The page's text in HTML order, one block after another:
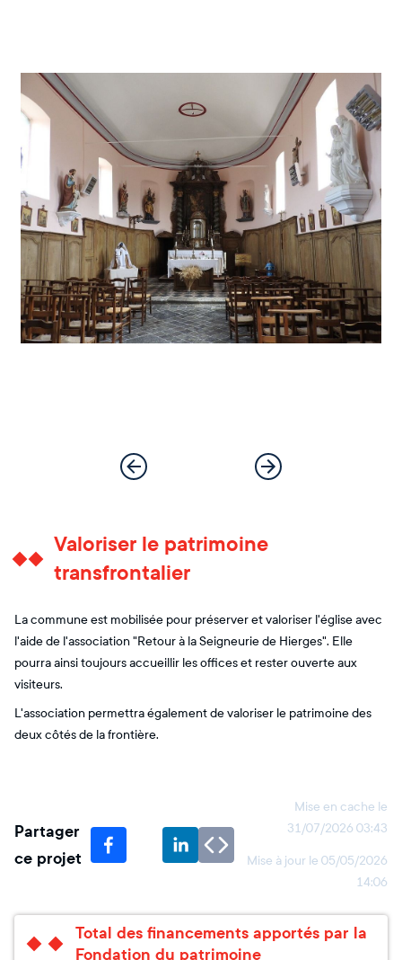
Valoriser le patrimoine
transfrontalier
La commune est mobilisée pour préserver et valoriser l'église avec
l'aide de l'association "Retour à la Seigneurie de Hierges". Elle
pourra ainsi toujours accueillir les offices et rester ouverte aux
visiteurs.
L'association permettra également de valoriser le patrimoine des
deux côtés de la frontière.
Partager
ce projet
Mise en cache le
31/07/2026 03:43
Mise à jour le 05/05/2026
14:06
Total des financements apportés par la
Fondation du patrimoine